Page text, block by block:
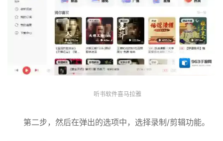
听书软件喜马拉雅
第二步，然后在弹出的选项中，选择录制/剪辑功能。